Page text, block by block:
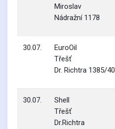
Miroslav
Nádražní 1178
30.07.
EuroOil
Třešť
Dr. Richtra 1385/40
30.07.
Shell
Třešť
Dr.Richtra